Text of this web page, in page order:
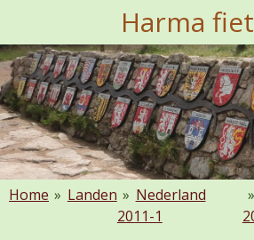
naar
de
hoofdinhoud
Harma
Home » Landen » Nederland
2011-1
»